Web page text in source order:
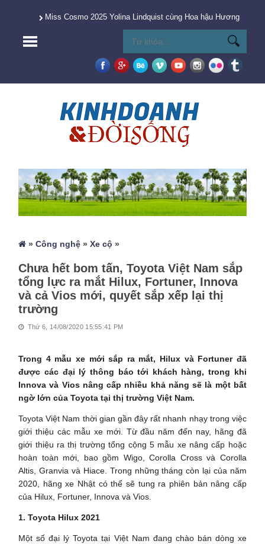
Miss Cosmo 2025 Yolina Lindquist cùng Hoa hậu Hương
»Công nghệ »Xe cộ »
Chưa hết bom tấn, Toyota Việt Nam sắp
tổng lực ra mắt Hilux, Fortuner, Innova
và cả Vios mới, quyết sắp xếp lại thị
trường
Thứ 6, 14/08/2020 15:55:41 PM
Trong 4 mẫu xe mới sắp ra mắt, Hilux và Fortuner đã
được các đại lý thông báo tới khách hàng, trong khi
Innova và Vios nâng cấp nhiều khả năng sẽ là một bất
ngờ lớn của Toyota tại thị trường Việt Nam.
Toyota Việt Nam thời gian gần đây rất nhanh nhạy trong việc
giới thiệu các mẫu xe mới. Từ đầu năm đến nay, hãng đã
giới thiệu ra thị trường tổng cộng 5 mẫu xe nâng cấp hoặc
hoàn toàn mới, bao gồm Wigo, Corolla Cross và Corolla
Altis, Granvia và Hiace. Trong những tháng còn lại của năm
2020, hãng xe Nhật có thể sẽ tung ra phiên bản nâng cấp
của Hilux, Fortuner, Innova và Vios.
1. Toyota Hilux 2021
Một số đại lý Toyota tại Việt Nam đang chào bán dòng xe